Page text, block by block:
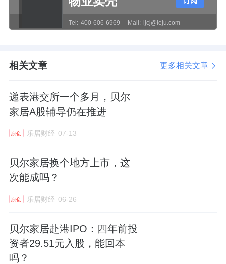
Tel: 400-606-6969 Mail: ljcj@leju.com
相关文章 更多相关文章
递表港交所一个多月，贝尔
家居A股辅导仍在推进
原创 乐居财经 07-13
贝尔家居换个地方上市，这
次能成吗？
原创 乐居财经 06-26
贝尔家居赴港IPO：四年前投
资者29.51元入股，能回本
吗？